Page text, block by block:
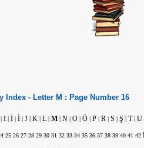
Index - Letter M : Page Number 16
| I | İ | Ì | J | K | L | M | N | O | Ö | P | R | S | Ş | T| U
25 26 27 28 29 30 31 32 33 34 35 36 37 38 39 40 41 42